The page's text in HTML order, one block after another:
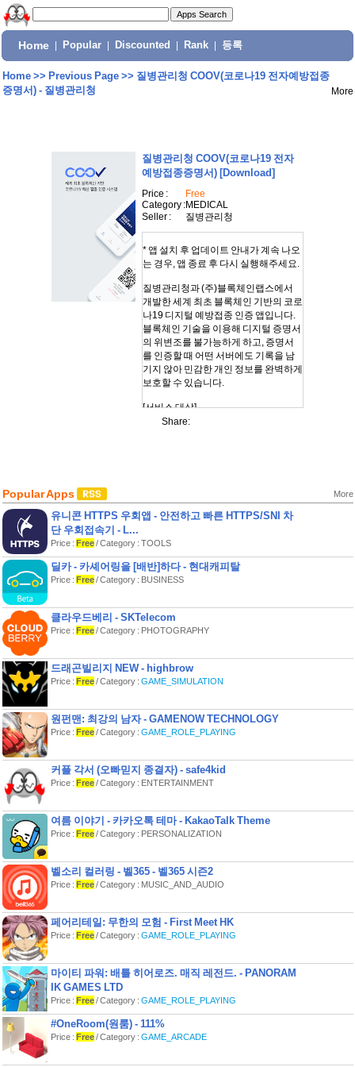
Home Popular Discounted Rank 등록
Home>> Previous Page>> 질병관리청 COOV(코로나19 전자예방접종
증명서) - 질병관리청
More
질병관리청 COOV(코로나19 전자
예방접종증명서) [Download]
Price :
Free
Category :MEDICAL
Seller :
질병관리청
* 앱 설치 후 업데이트 안내가 계속 나오
는 경우, 앱 종료 후 다시 실행해주세요.
질병관리청과 (주)블록체인랩스에서
개발한 세계 최초 블록체인 기반의 코로
나19 디지털 예방접종 인증 앱입니다.
블록체인 기술을 이용해 디지털 증명서
의 위변조를 불가능하게 하고, 증명서
를 인증할 때 어떤 서버에도 기록을 남
기지 않아 민감한 개인 정보를 완벽하게
보호할 수 있습니다.
[서비스 대상]
일부 기능 사용에 제약이 있을 수 있습
니다(증명서 검증 기능만 사용 가능)
[주요 특징]
1. 완벽한 개인 정보 보호
하게 보호합니다.
2. 디지털 증명서의 제출 및 상대방 검증
QR 스캔을 통해 검증할 수 있습니다.
3. 추가 정보 제공 기능을 통한 다양한
- 사용자의 선택에 따라 백신 접종 사실
이외의 다양한 추가 정보를 상대방에게
제공할 수 있습니다.
- 코로나19 예방 접종 증명뿐만이 아닌
모든 예방 접종을 증명할 수 있는 시스
템으로 활용될 예정입니다.
사용 가능
- COOV의 기반이 되는 글로벌 예방 접
성을 통해 해외에서도 코로나19 예방
접종 유무를 증명할 수 있습니다.
1. 디지털 예방접종증명서의 발급 및 저
방접종증명서 제출
종증명서 검증
4. 예방 접종 사실 이외의 추가 정보 제
공 (이름, 생년월일, 국적 등)
Share:
Popular Apps More
유니콘 HTTPS 우회앱 - 안전하고 빠른 HTTPS/SNI 차
단 우회접속기 - L...
Price : Free/ Category : TOOLS
딜카 - 카셰어링을 [배반]하다 - 현대캐피탈
Price : Free/ Category : BUSINESS
클라우드베리 - SKTelecom
Price : Free/ Category : PHOTOGRAPHY
드래곤빌리지 NEW - highbrow
Price : Free/ Category : GAME_SIMULATION
원펀맨: 최강의 남자 - GAMENOW TECHNOLOGY
Price : Free/ Category : GAME_ROLE_PLAYING
커플 각서 (오빠믿지 종결자) - safe4kid
Price : Free/ Category : ENTERTAINMENT
여름 이야기 - 카카오톡 테마 - KakaoTalk Theme
Price : Free/ Category : PERSONALIZATION
벨소리 컬러링 - 벨365 - 벨365 시즌2
Price : Free/ Category : MUSIC_AND_AUDIO
페어리테일: 무한의 모험 - First Meet HK
Price : Free/ Category : GAME_ROLE_PLAYING
마이티 파워: 배틀 히어로즈. 매직 레전드. - PANORAM
IK GAMES LTD
Price : Free/ Category : GAME_ROLE_PLAYING
#OneRoom(원룸) - 111%
Price : Free/ Category : GAME_ARCADE